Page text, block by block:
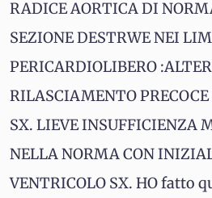
RADICE AORTICA DI
SEZIONE DESTRWE NEI
PERICARDIOLIBERO
RILASCIAMENTO
SX. LIEVE INSUFFICIENZA
NELLA NORMA CON
VENTRICOLO SX. HO fatto